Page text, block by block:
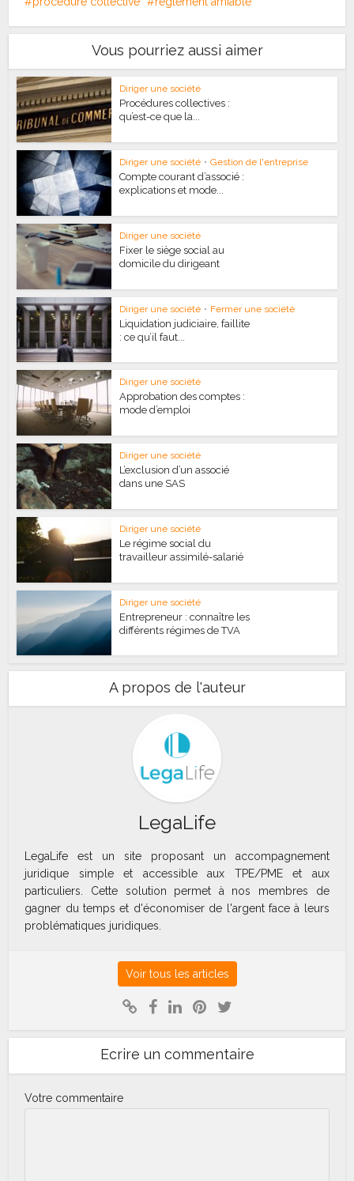
Vous pourriez aussi aimer
Diriger une société
Procédures collectives :
qu’est-ce que la...
Diriger une société • Gestion de l'entreprise
Compte courant d’associé :
explications et mode...
Diriger une société
Fixer le siège social au
domicile du dirigeant
Diriger une société • Fermer une société
Liquidation judiciaire, faillite
: ce qu’il faut...
Diriger une société
Approbation des comptes :
mode d’emploi
Diriger une société
L’exclusion d’un associé
dans une SAS
Diriger une société
Le régime social du
travailleur assimilé-salarié
Diriger une société
Entrepreneur : connaître les
différents régimes de TVA
A propos de l'auteur
LegaLife
LegaLife est un site proposant un accompagnement
juridique simple et accessible aux TPE/PME et aux
particuliers. Cette solution permet à nos membres de
gagner du temps et d'économiser de l'argent face à leurs
problématiques juridiques.
Voir tous les articles
Ecrire un commentaire
Votre commentaire